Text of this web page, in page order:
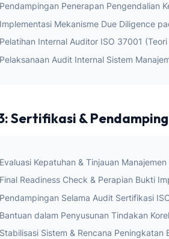
Pendampingan Penerapan Pengendalian
Implementasi Mekanisme Due Diligence
Pelatihan Internal Auditor ISO 37001
Pelaksanaan Audit Internal Sistem
Sertifikasi &
Evaluasi Kepatuhan & Tinjauan
Final Readiness Check & Perapian Bukti
Pendampingan Selama Audit Sertifikasi
Bantuan dalam Penyusunan Tindakan
Stabilisasi Sistem & Rencana Peningkatan